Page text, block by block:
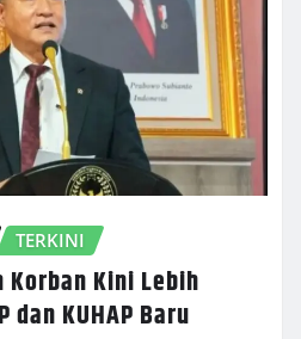
TERKINI
Korban Kini Lebih
dan KUHAP Baru